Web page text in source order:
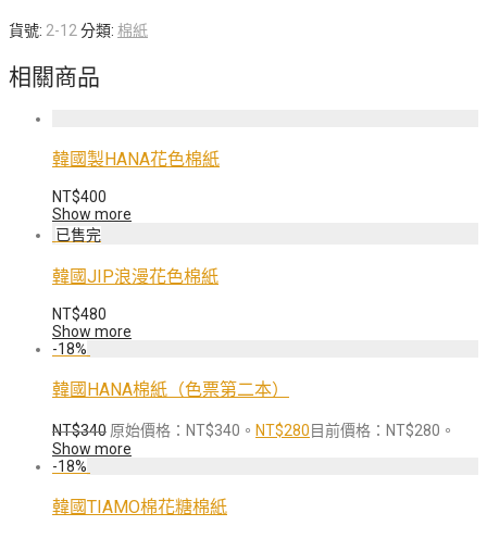
貨號: 2-12 分類: 棉紙
相關商品
韓國製HANA花色棉紙
NT$400
Show more
韓國JIP浪漫花色棉紙
NT$480
Show more
-18%
韓國HANA棉紙（色票第二本）
NT$340 原始價格：NT$340。 NT$280 目前價格：NT$280。
Show more
-18%
韓國TIAMO棉花糖棉紙